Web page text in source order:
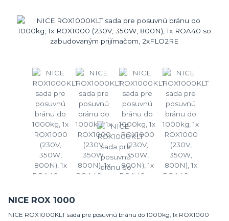
NICE ROX 1000
NICE ROX1000KLT sada pre posuvnú bránu do 1000kg, 1x ROX1000